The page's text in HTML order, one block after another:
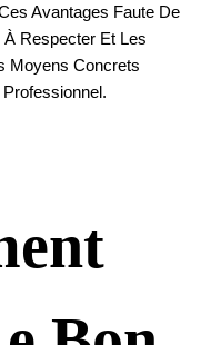
Avantages Faute De
Respecter Et Les
Moyens Concrets